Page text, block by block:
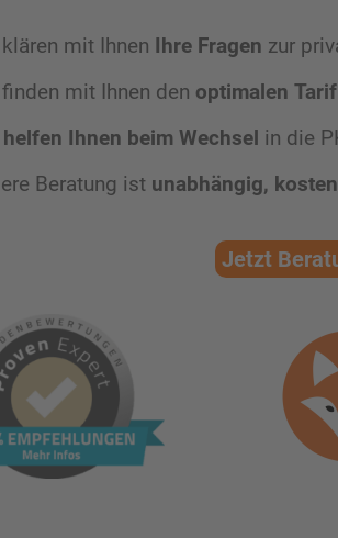
mit Ihnen Ihre Fragen zur
mit Ihnen den optimalen Tarif
Ihnen beim Wechsel in die
Beratung ist unabhängig,
Jetzt